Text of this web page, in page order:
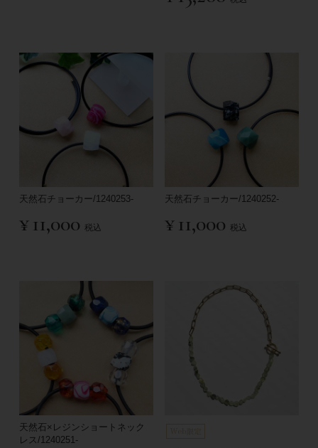
天然石チョーカー/1240253-
¥ 11,000 税込
天然石チョーカー/1240252-
¥ 11,000 税込
天然石×レジンショートネック
レス/1240251-